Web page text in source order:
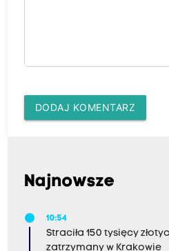
DODAJ KOMENTARZ
Najnowsze
10:54
Straciła 150 tysięcy
zatrzymany w Krakowie